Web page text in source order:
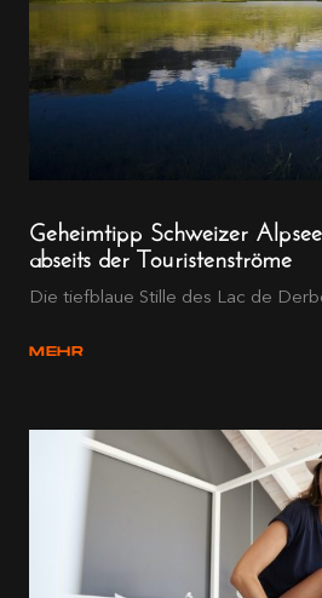
Geheimtipp Schweizer
abseits der Touristenströme
Die tiefblaue Stille des Lac de
MEHR